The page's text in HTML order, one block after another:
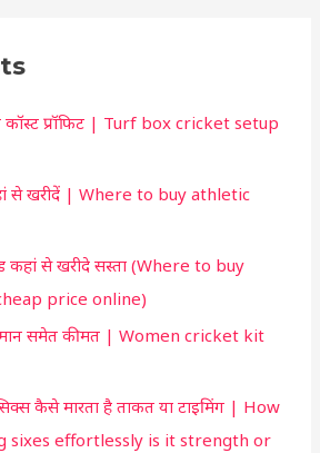
कॉस्ट प्रॉफिट | Turf box cricket setup
से खरीदें | Where to buy athletic
कहां से खरीदे सस्ता (Where to buy
price online)
समेत कीमत | Women cricket kit
कैसे मारता है ताकत या टाइमिंग | How
sixes effortlessly is it strength or